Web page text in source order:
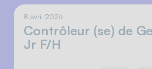
8 avril 2026
Contrôleur (se) de
Jr F/H